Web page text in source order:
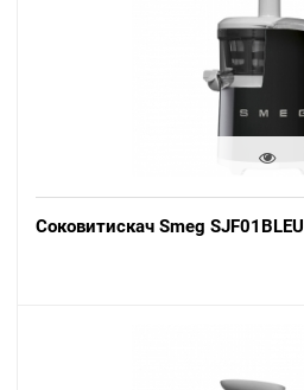
Соковитискач Smeg SJF01BLEU